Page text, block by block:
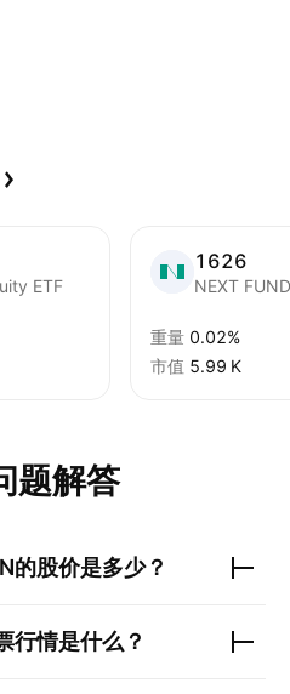
ETF
1626
重量 0.02%
市值 ‪5.99 K‬
题解答
的股价是多少？
行情是什么？